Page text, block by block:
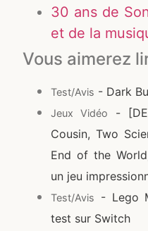
30 ans de
et de la
Vous aimerez
Test/Avis - Dark
Jeux Vidéo
-
Cousin, Two
End of the
un jeu
Test/Avis
- Lego
test sur Switch